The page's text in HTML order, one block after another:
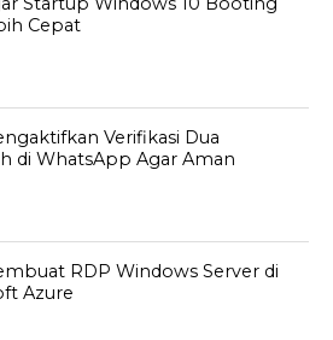
Cepat
Verifikasi Dua
di WhatsApp Agar Aman
RDP Windows Server di
Azure